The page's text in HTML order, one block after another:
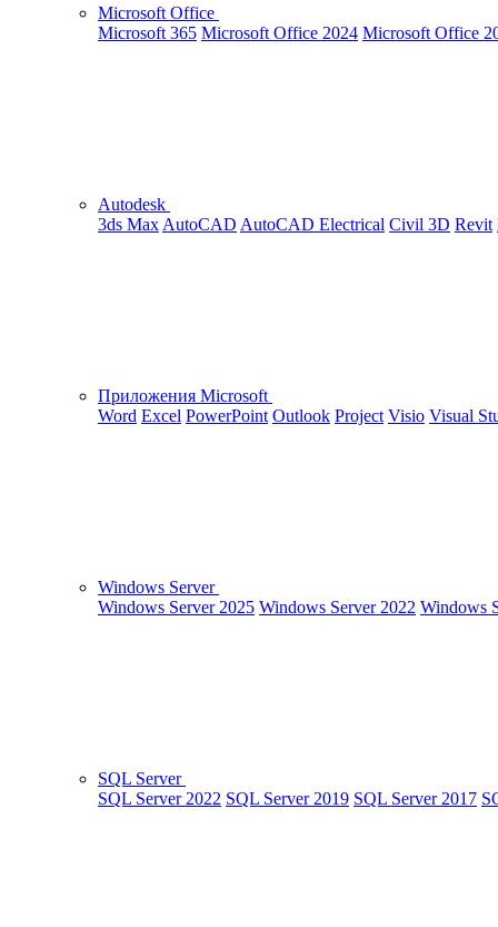
Microsoft Office
Microsoft 365 Microsoft Office 2024 Microsoft Office
Autodesk
3ds Max AutoCAD AutoCAD Electrical Civil 3D Revit
Приложения Microsoft
Word Excel PowerPoint Outlook Project Visio Visual
Windows Server
Windows Server 2025 Windows Server 2022 Windows
SQL Server
SQL Server 2022 SQL Server 2019 SQL Server 2017